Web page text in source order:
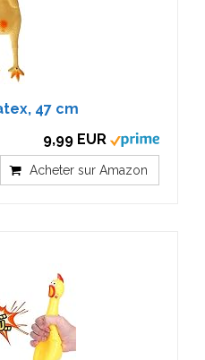
47 cm
9,99 EUR
Acheter sur Amazon